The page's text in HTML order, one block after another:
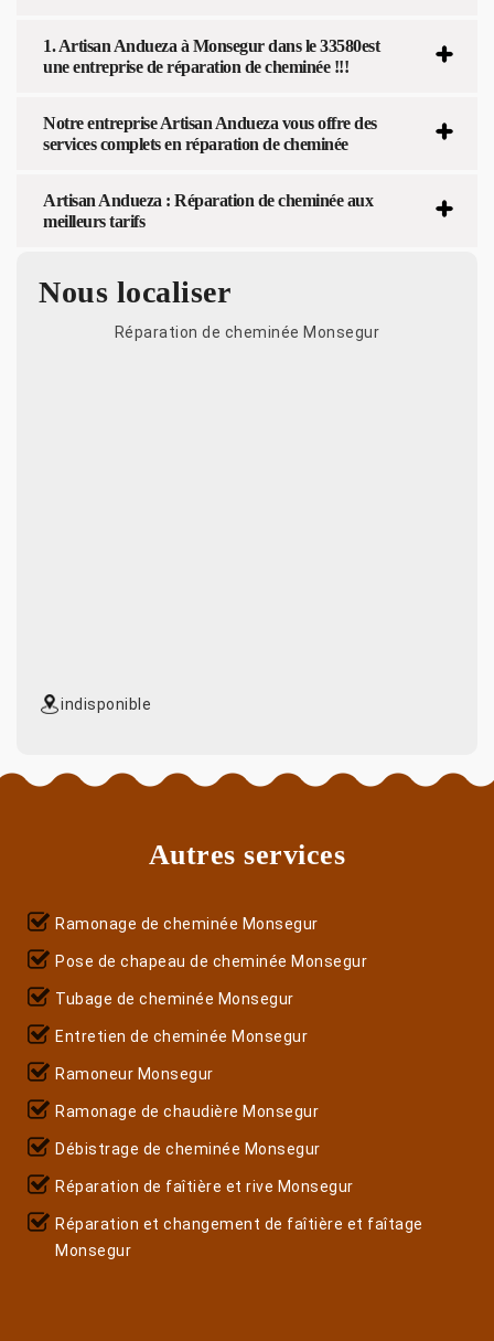
1. Artisan Andueza à Monsegur dans le 33580est
une entreprise de réparation de cheminée !!!
Notre entreprise Artisan Andueza vous offre des
services complets en réparation de cheminée
Artisan Andueza : Réparation de cheminée aux
meilleurs tarifs
Nous localiser
Réparation de cheminée Monsegur
indisponible
Autres services
Ramonage de cheminée Monsegur
Pose de chapeau de cheminée Monsegur
Tubage de cheminée Monsegur
Entretien de cheminée Monsegur
Ramoneur Monsegur
Ramonage de chaudière Monsegur
Débistrage de cheminée Monsegur
Réparation de faîtière et rive Monsegur
Réparation et changement de faîtière et faîtage
Monsegur